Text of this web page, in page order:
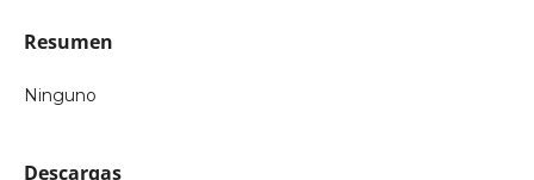
Resumen
Ninguno
Descargas